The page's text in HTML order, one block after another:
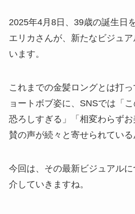
2025年4月8日、39歳の誕生日
エリカさんが、新たなビジュ
います。
これまでの金髪ロングとは打
ョートボブ姿に、SNSでは「こ
恐ろしすぎる」「相変わらず
賛の声が続々と寄せられている
今回は、その最新ビジュアル
介していきますね。